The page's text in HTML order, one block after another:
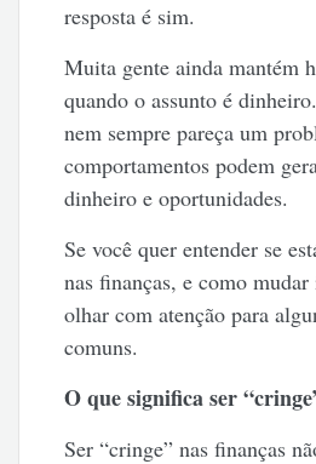
resposta é sim.
Muita gente ainda mantém
quando o assunto é
nem sempre pareça um
comportamentos podem
dinheiro e oportunidades.
Se você quer entender se
nas finanças, e como
olhar com atenção para
comuns.
O que significa ser
Ser “cringe” nas finanças